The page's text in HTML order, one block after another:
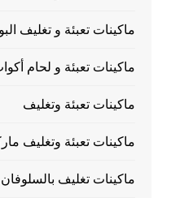
ماكينات تعبئة و تغليف
ماكينات تعبئة و لحام
ماكينات تعبئة وتغليف
ماكينات تعبئة وتغليف
ماكينات تغليف